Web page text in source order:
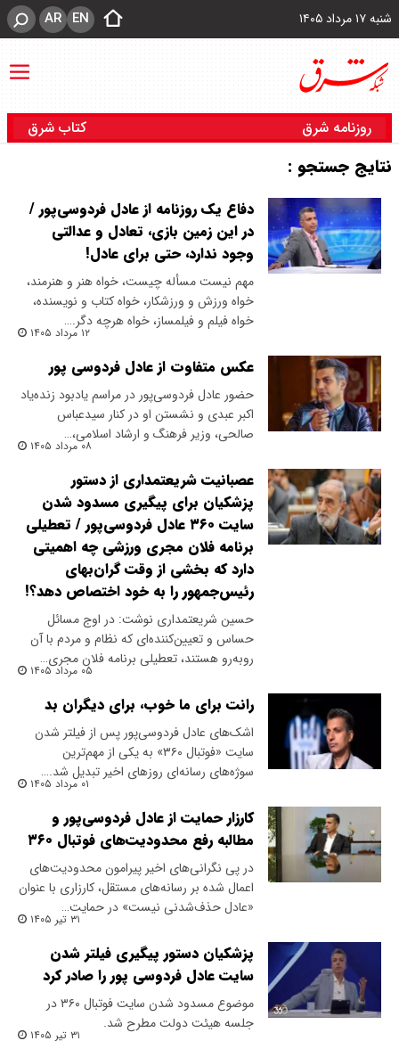
شنبه ۱۷ مرداد ۱۴۰۵ EN
AR
روزنامه شرق کتاب شرق
نتایج جستجو :
دفاع یک روزنامه از عادل‌ فردوسی‌پور /
در این زمین بازی، تعادل و عدالتی
وجود ندارد، حتی برای عادل!
مهم نیست مسأله چیست، خواه هنر و هنرمند،
خواه ورزش و ورزشکار، خواه کتاب و نویسنده،
خواه فیلم و فیلمساز، خواه هرچه دگر.…
۱۲ مرداد ۱۴۰۵
عکس متفاوت از عادل فردوسی پور
حضور عادل فردوسی‌پور در مراسم یادبود زنده‌یاد
اکبر عبدی و نشستن او در کنار سیدعباس
صالحی، وزیر فرهنگ و ارشاد اسلامی،…
۰۸ مرداد ۱۴۰۵
عصبانیت شریعتمداری از دستور
پزشکیان برای پیگیری مسدود شدن
سایت ۳۶۰ عادل فردوسی‌پور / تعطیلی
برنامه فلان مجری ورزشی چه اهمیتی
دارد که بخشی از وقت گران‌بهای
رئیس‌جمهور را به خود اختصاص دهد؟!
حسین شریعتمداری نوشت: در اوج مسائل
حساس و تعیین‌کننده‌ای که نظام و مردم با آن
رو‌به‌رو هستند، تعطیلی برنامه فلان مجری…
۰۵ مرداد ۱۴۰۵
رانت برای ما خوب، برای دیگران بد
اشک‌های عادل فردوسی‌پور پس از فیلتر شدن
سایت «فوتبال ۳۶۰» به یکی از مهم‌ترین
سوژه‌های رسانه‌ای روزهای اخیر تبدیل شد.…
۰۱ مرداد ۱۴۰۵
کارزار حمایت از عادل فردوسی‌پور و
مطالبه رفع محدودیت‌های فوتبال ۳۶۰
در پی نگرانی‌های اخیر پیرامون محدودیت‌های
اعمال شده بر رسانه‌های مستقل، کارزاری با عنوان
«عادل حذف‌شدنی نیست» در حمایت…
۳۱ تیر ۱۴۰۵
پزشکیان دستور پیگیری فیلتر شدن
سایت عادل فردوسی پور را صادر کرد
موضوع مسدود شدن سایت فوتبال ۳۶۰ در
جلسه هیئت دولت مطرح شد.
۳۱ تیر ۱۴۰۵